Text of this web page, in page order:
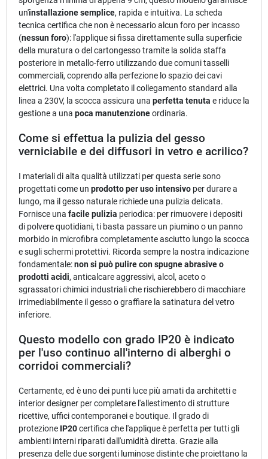
un'installazione semplice, rapida e intuitiva. La scheda
tecnica certifica che non è necessario alcun foro per incasso
(nessun foro): l'applique si fissa direttamente sulla superficie
della muratura o del cartongesso tramite la solida staffa
posteriore in metallo-ferro utilizzando due comuni tasselli
commerciali, coprendo alla perfezione lo spazio dei cavi
elettrici. Una volta completato il collegamento standard alla
linea a 230V, la scocca assicura una perfetta tenuta e riduce la
gestione a una poca manutenzioneordinaria.
Come si effettua la pulizia del gesso
verniciabile e dei diffusori in vetro e acrilico?
I materiali di alta qualità utilizzati per questa serie sono
progettati come un prodotto per uso intensivo per durare a
lungo, ma il gesso naturale richiede una pulizia delicata.
Fornisce una facile pulizia periodica: per rimuovere i depositi
di polvere quotidiani, ti basta passare un piumino o un panno
morbido in microfibra completamente asciutto lungo la scocca
e sugli schermi protettivi. Ricorda sempre la nostra indicazione
fondamentale:non si può pulire con spugne abrasive o
prodotti acidi, anticalcare aggressivi, alcol, aceto o
sgrassatori chimici industriali che rischierebbero di macchiare
irrimediabilmente il gesso o graffiare la satinatura del vetro
inferiore.
Questo modello con grado IP20 è indicato
per l'uso continuo all'interno di alberghi o
corridoi commerciali?
Certamente, ed è uno dei punti luce più amati da architetti e
interior designer per completare l'allestimento di strutture
ricettive, uffici contemporanei e boutique. Il grado di
protezione IP20certifica che l'applique è perfetta per tutti gli
ambienti interni riparati dall'umidità diretta. Grazie alla
presenza delle due sorgenti luminose distinte che proiettano la